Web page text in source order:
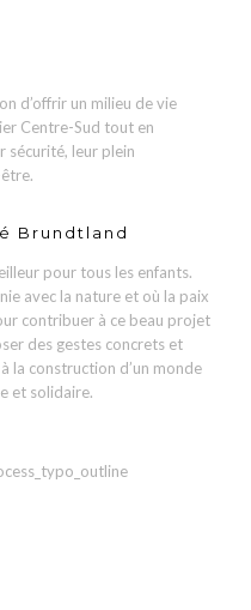
d’offrir un milieu de vie
Centre-Sud tout en
sécurité, leur plein
Brundtland
pour tous les enfants.
avec la nature et où la paix
contribuer à ce beau projet
des gestes concrets et
la construction d’un monde
et solidaire.